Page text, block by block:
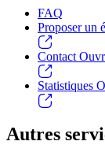
FAQ
Proposer un
Contact
Statistiques
Autres